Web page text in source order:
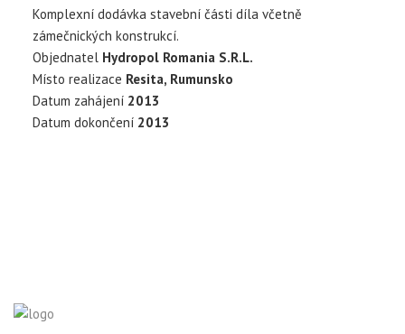
Komplexní dodávka stavební části díla včetně
zámečnických konstrukcí.
Objednatel Hydropol Romania S.R.L.
Místo realizace Resita, Rumunsko
Datum zahájení 2013
Datum dokončení 2013